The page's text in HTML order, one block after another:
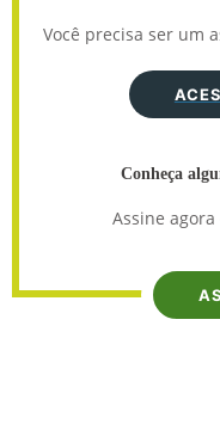
Você precisa ser um
Conheça
Assine